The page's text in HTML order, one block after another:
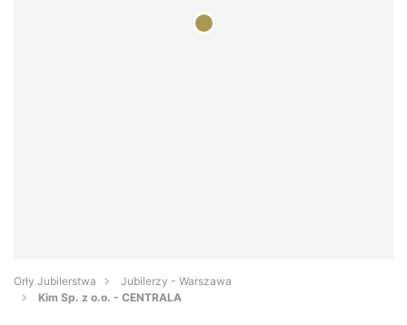
Orły Jubilerstwa
Jubilerzy - Warszawa
Kim Sp. z o.o. - CENTRALA